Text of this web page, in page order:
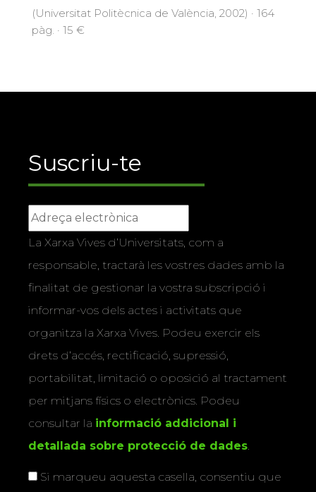
(Universitat Politècnica de València, 2002) · 164
pàg. · 15 €
Suscriu-te
La Xarxa Vives d’Universitats, com a
responsable, tractarà les vostres dades amb la
finalitat de gestionar la vostra subscripció i
informar-vos dels actes i activitats que
organitza la Xarxa Vives. Podeu exercir els
drets d’accés, rectificació, supressió,
portabilitat, limitació o oposició al tractament
per mitjans físics o electrònics. Podeu
consultar la informació addicional i
detallada sobre protecció de dades.
Si marqueu aquesta casella, consentiu que